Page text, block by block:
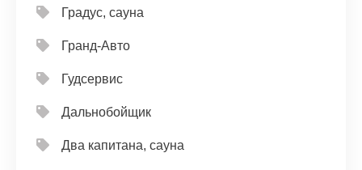
Градус, сауна
Гранд-Авто
Гудсервис
Дальнобойщик
Два капитана, сауна